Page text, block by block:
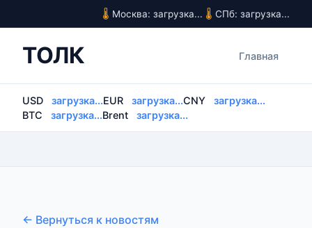
Москва: загрузка... СПб: загрузка...
ТОЛК Главная
USD загрузка...EUR загрузка...CNY
загрузка...
BTC
загрузка...Brent загрузка...
← Вернуться к новостям